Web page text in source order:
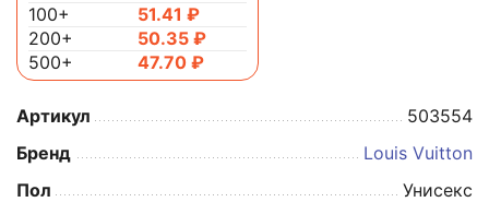
100+
200+
500+
51.41 ₽
50.35 ₽
47.70 ₽
Артикул
503554
Бренд
Louis Vuitton
Пол
Унисекс